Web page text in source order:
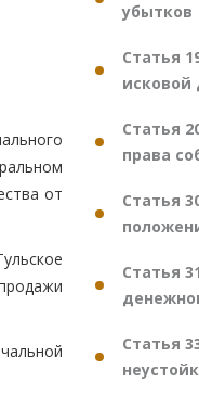
от
убытков
Статья
исковой
Статья
права
Статья
Статья
Статья